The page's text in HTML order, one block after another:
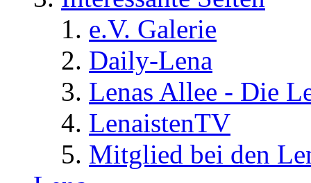
e.V. Galerie
Daily-Lena
Lenas Allee - Die
LenaistenTV
Mitglied bei den